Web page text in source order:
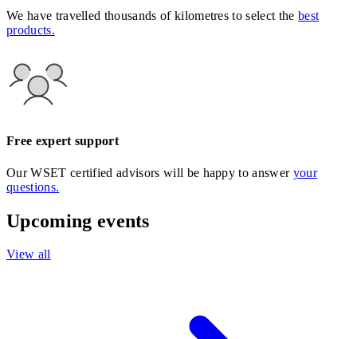
We have travelled thousands of kilometres to select the best
products.
Free expert support
Our WSET certified advisors will be happy to answer your
questions.
Upcoming events
View all